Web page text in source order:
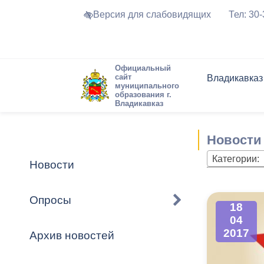
Версия для слабовидящих Тел:
Официальный
сайт
муниципального
образования г.
Владикавказ
Владикавказ
Устав города
Города-
городского
Торги и
Формы
Обратная
Комиссии
График
Новостная
Актуально
Новости
Опросы
Архив новостей
Новости
Категории:
18
04
2017